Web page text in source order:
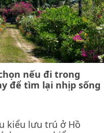
nếu đi trong
để tìm lại nhịp sống
kiểu lưu trú ở Hồ